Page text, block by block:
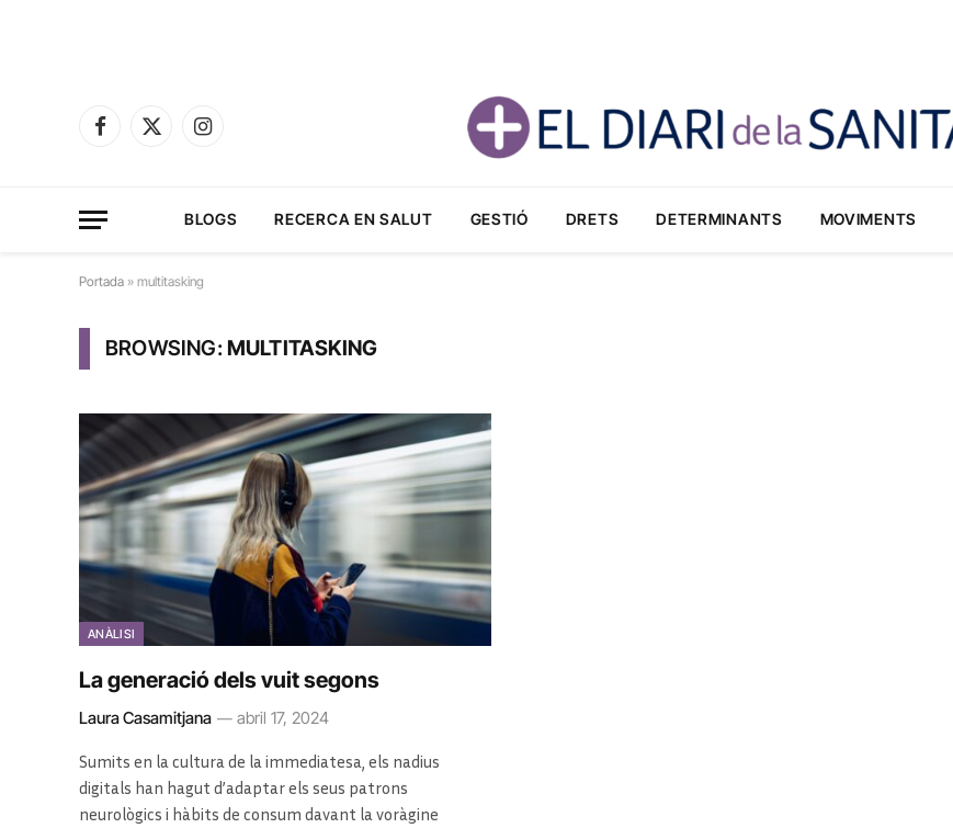
Facebook
X
Instagram
BLOGS RECERCA EN SALUT GESTIÓ DRETS DETERMINANTS MOVIMENTS
Portada » multitasking
BROWSING:MULTITASKING
ANÀLISI
La generació dels vuit segons
Laura Casamitjana abril 17, 2024
Sumits en la cultura de la immediatesa, els nadius
digitals han hagut d’adaptar els seus patrons
neurològics i hàbits de consum davant la voràgine